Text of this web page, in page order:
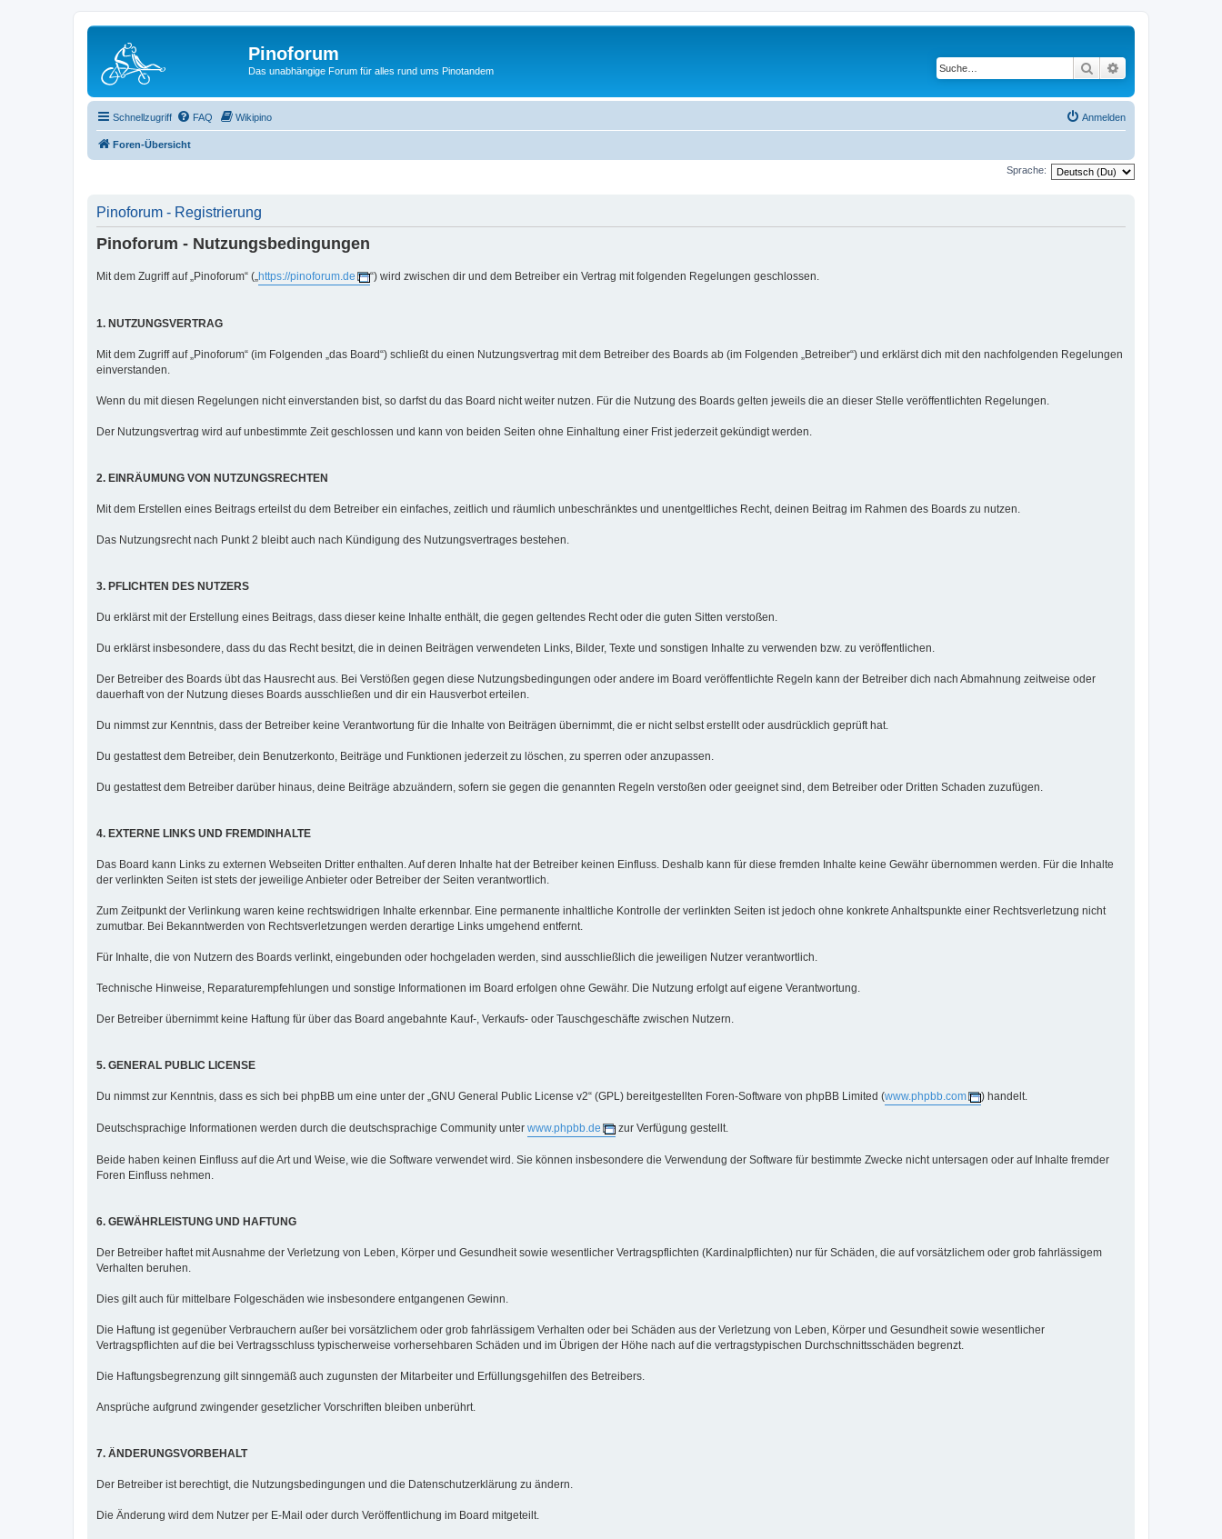
Pinoforum
Das unabhängige Forum für alles rund ums Pinotandem Suche
Schnellzugriff FAQ Wikipino Anmelden
Foren-Übersicht
Sprache:
Pinoforum - Registrierung
Pinoforum - Nutzungsbedingungen
Mit dem Zugriff auf „Pinoforum“ („https://pinoforum.de “) wird zwischen dir und dem Betreiber ein Vertrag mit folgenden Regelungen geschlossen.
1. NUTZUNGSVERTRAG
Mit dem Zugriff auf „Pinoforum“ (im Folgenden „das Board“) schließt du einen Nutzungsvertrag mit dem Betreiber des Boards ab (im Folgenden „Betreiber“) und erklärst dich mit den nachfolgenden Regelungen
einverstanden.
Wenn du mit diesen Regelungen nicht einverstanden bist, so darfst du das Board nicht weiter nutzen. Für die Nutzung des Boards gelten jeweils die an dieser Stelle veröffentlichten Regelungen.
Der Nutzungsvertrag wird auf unbestimmte Zeit geschlossen und kann von beiden Seiten ohne Einhaltung einer Frist jederzeit gekündigt werden.
2. EINRÄUMUNG VON NUTZUNGSRECHTEN
Mit dem Erstellen eines Beitrags erteilst du dem Betreiber ein einfaches, zeitlich und räumlich unbeschränktes und unentgeltliches Recht, deinen Beitrag im Rahmen des Boards zu nutzen.
Das Nutzungsrecht nach Punkt 2 bleibt auch nach Kündigung des Nutzungsvertrages bestehen.
3. PFLICHTEN DES NUTZERS
Du erklärst mit der Erstellung eines Beitrags, dass dieser keine Inhalte enthält, die gegen geltendes Recht oder die guten Sitten verstoßen.
Du erklärst insbesondere, dass du das Recht besitzt, die in deinen Beiträgen verwendeten Links, Bilder, Texte und sonstigen Inhalte zu verwenden bzw. zu veröffentlichen.
Der Betreiber des Boards übt das Hausrecht aus. Bei Verstößen gegen diese Nutzungsbedingungen oder andere im Board veröffentlichte Regeln kann der Betreiber dich nach Abmahnung zeitweise oder
dauerhaft von der Nutzung dieses Boards ausschließen und dir ein Hausverbot erteilen.
Du nimmst zur Kenntnis, dass der Betreiber keine Verantwortung für die Inhalte von Beiträgen übernimmt, die er nicht selbst erstellt oder ausdrücklich geprüft hat.
Du gestattest dem Betreiber, dein Benutzerkonto, Beiträge und Funktionen jederzeit zu löschen, zu sperren oder anzupassen.
Du gestattest dem Betreiber darüber hinaus, deine Beiträge abzuändern, sofern sie gegen die genannten Regeln verstoßen oder geeignet sind, dem Betreiber oder Dritten Schaden zuzufügen.
4. EXTERNE LINKS UND FREMDINHALTE
Das Board kann Links zu externen Webseiten Dritter enthalten. Auf deren Inhalte hat der Betreiber keinen Einfluss. Deshalb kann für diese fremden Inhalte keine Gewähr übernommen werden. Für die Inhalte
der verlinkten Seiten ist stets der jeweilige Anbieter oder Betreiber der Seiten verantwortlich.
Zum Zeitpunkt der Verlinkung waren keine rechtswidrigen Inhalte erkennbar. Eine permanente inhaltliche Kontrolle der verlinkten Seiten ist jedoch ohne konkrete Anhaltspunkte einer Rechtsverletzung nicht
zumutbar. Bei Bekanntwerden von Rechtsverletzungen werden derartige Links umgehend entfernt.
Für Inhalte, die von Nutzern des Boards verlinkt, eingebunden oder hochgeladen werden, sind ausschließlich die jeweiligen Nutzer verantwortlich.
Technische Hinweise, Reparaturempfehlungen und sonstige Informationen im Board erfolgen ohne Gewähr. Die Nutzung erfolgt auf eigene Verantwortung.
Der Betreiber übernimmt keine Haftung für über das Board angebahnte Kauf-, Verkaufs- oder Tauschgeschäfte zwischen Nutzern.
5. GENERAL PUBLIC LICENSE
Du nimmst zur Kenntnis, dass es sich bei phpBB um eine unter der „GNU General Public License v2“ (GPL) bereitgestellten Foren-Software von phpBB Limited (www.phpbb.com ) handelt.
Deutschsprachige Informationen werden durch die deutschsprachige Community unter www.phpbb.de zur Verfügung gestellt.
Beide haben keinen Einfluss auf die Art und Weise, wie die Software verwendet wird. Sie können insbesondere die Verwendung der Software für bestimmte Zwecke nicht untersagen oder auf Inhalte fremder
Foren Einfluss nehmen.
6. GEWÄHRLEISTUNG UND HAFTUNG
Der Betreiber haftet mit Ausnahme der Verletzung von Leben, Körper und Gesundheit sowie wesentlicher Vertragspflichten (Kardinalpflichten) nur für Schäden, die auf vorsätzlichem oder grob fahrlässigem
Verhalten beruhen.
Dies gilt auch für mittelbare Folgeschäden wie insbesondere entgangenen Gewinn.
Die Haftung ist gegenüber Verbrauchern außer bei vorsätzlichem oder grob fahrlässigem Verhalten oder bei Schäden aus der Verletzung von Leben, Körper und Gesundheit sowie wesentlicher
Vertragspflichten auf die bei Vertragsschluss typischerweise vorhersehbaren Schäden und im Übrigen der Höhe nach auf die vertragstypischen Durchschnittsschäden begrenzt.
Die Haftungsbegrenzung gilt sinngemäß auch zugunsten der Mitarbeiter und Erfüllungsgehilfen des Betreibers.
Ansprüche aufgrund zwingender gesetzlicher Vorschriften bleiben unberührt.
7. ÄNDERUNGSVORBEHALT
Der Betreiber ist berechtigt, die Nutzungsbedingungen und die Datenschutzerklärung zu ändern.
Die Änderung wird dem Nutzer per E-Mail oder durch Veröffentlichung im Board mitgeteilt.